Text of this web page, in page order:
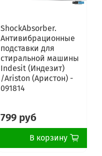
ShockAbsorber.
Антивибрационные
подставки для
стиральной машины
Indesit (Индезит)
/Ariston (Аристон) -
091814
799 руб
В корзину